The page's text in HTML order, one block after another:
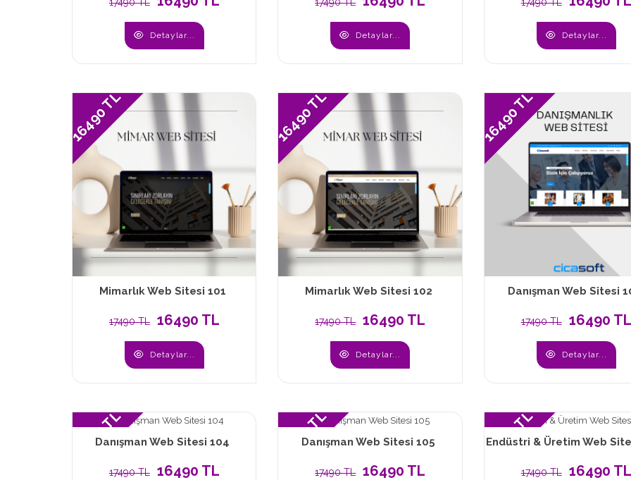
Detaylar... Detaylar... Detaylar...
16490 TL
Mimarlık Web Sitesi 101
17490 TL 16490 TL
Detaylar...
16490 TL
Mimarlık Web Sitesi 102
17490 TL 16490 TL
Detaylar...
16490 TL
Danışman Web Sitesi
17490 TL 16490 TL
Detaylar...
16490 TL
Danışman Web Sitesi 104
17490 TL 16490 TL
16490 TL
Danışman Web Sitesi 105
17490 TL 16490 TL
16490 TL
Endüstri & Üretim Web
17490 TL 16490 TL